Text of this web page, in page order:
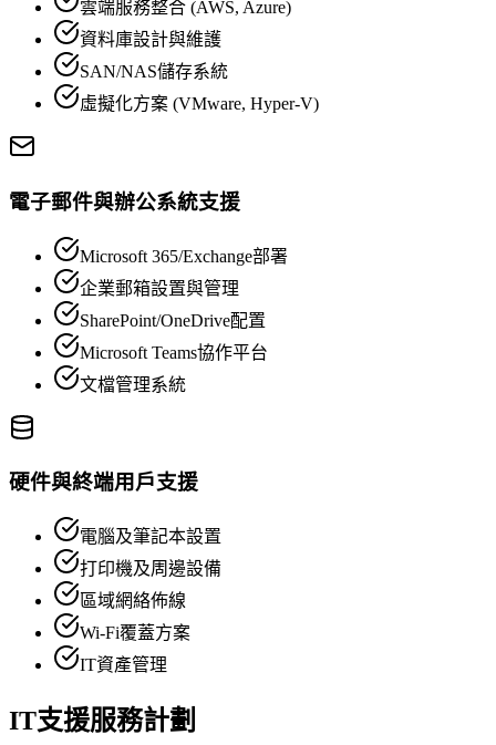
雲端服務整合 (AWS, Azure)
資料庫設計與維護
SAN/NAS儲存系統
虛擬化方案 (VMware, Hyper-V)
電子郵件與辦公系統支援
Microsoft 365/Exchange部署
企業郵箱設置與管理
SharePoint/OneDrive配置
Microsoft Teams協作平台
文檔管理系統
硬件與終端用戶支援
電腦及筆記本設置
打印機及周邊設備
區域網絡佈線
Wi-Fi覆蓋方案
IT資產管理
IT支援服務計劃